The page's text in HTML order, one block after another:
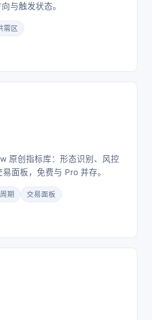
与触发状态。
需区
原创指标库：形态识别、风控
面板，免费与 Pro 并存。
期 交易面板